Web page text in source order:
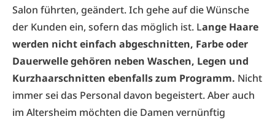
Salon führten, geändert. Ich gehe auf die Wünsche
der Kunden ein, sofern das möglich ist. Lange Haare
werden nicht einfach abgeschnitten, Farbe oder
Dauerwelle gehören neben Waschen, Legen und
Kurzhaarschnitten ebenfalls zum Programm. Nicht
immer sei das Personal davon begeistert. Aber auch
im Altersheim möchten die Damen vernünftig